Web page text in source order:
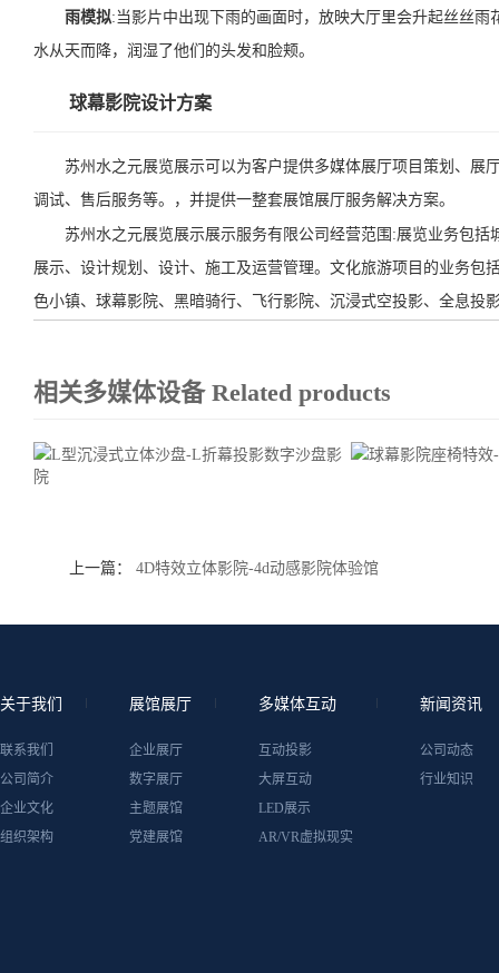
雨模拟:当影片中出现下雨的画面时，放映大厅里会升起丝丝
水从天而降，润湿了他们的头发和脸颊。
球幕影院设计方案
苏州水之元展览展示可以为客户提供多媒体展厅项目策划、展
调试、售后服务等。，并提供一整套展馆展厅服务解决方案。
苏州水之元展览展示展示服务有限公司经营范围:展览业务包括
展示、设计规划、设计、施工及运营管理。文化旅游项目的业务
色小镇、球幕影院、黑暗骑行、飞行影院、沉浸式空投影、全息投
相关多媒体设备 Related products
上一篇： 4D特效立体影院-4d动感影院体验馆
关于我们
联系我们
公司简介
企业文化
组织架构
展馆展厅
企业展厅
数字展厅
主题展馆
党建展馆
多媒体互动
互动投影
大屏互动
LED展示
AR/VR虚拟现实
新闻资讯
公司动态
行业知识